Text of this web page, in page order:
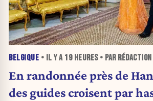
BELGIQUE • IL Y A 19 HEURES• PAR RÉDACTION
En randonnée près de
des guides croisent par hasard le roi